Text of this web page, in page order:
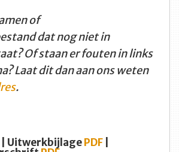
of
dat nog niet in
Of staan er fouten in links
Laat dit dan aan ons weten
.
| UitwerkbijlagePDF